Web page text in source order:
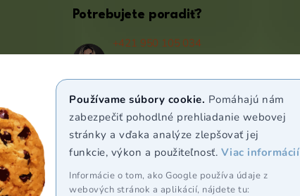
Používame súbory cookie. Pomáhajú nám
zabezpečiť pohodlné prehliadanie webovej
stránky a vďaka analýze zlepšovať jej
funkcie, výkon a použiteľnosť. Viac informácií
Informácie o tom, ako Google používa údaje z
webových stránok a aplikácií, nájdete tu:
Potrebujete poradiť?
+421 950 105 034
info@puravia.sk
WhatsApp